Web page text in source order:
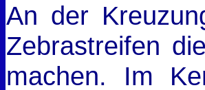
An der
Zebrastreifen
machen. Im